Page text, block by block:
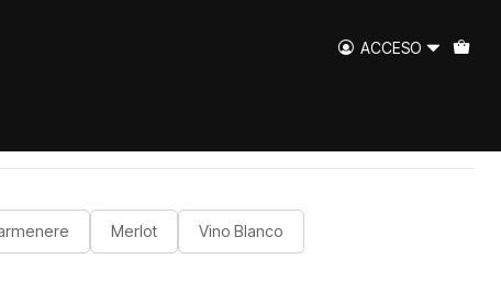
ACCESO
1,5 lt
Merlot Vino Blanco